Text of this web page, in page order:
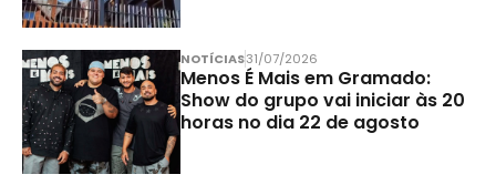
NOTÍCIAS31/07/2026
Menos É Mais em Gramado:
Show do grupo vai iniciar às 20
horas no dia 22 de agosto